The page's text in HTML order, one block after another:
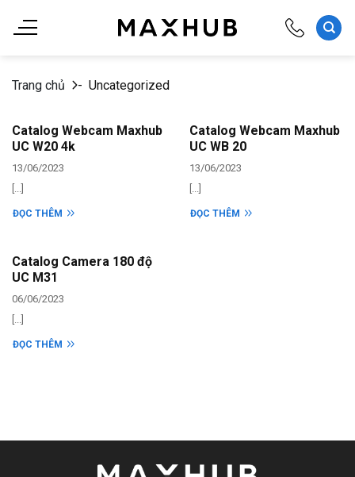
đến
Trang chủ
- Uncategorized
Catalog Webcam Maxhub
UC W20 4k
13/06/2023
[...]
ĐỌC THÊM
Catalog Webcam Maxhub
UC WB 20
13/06/2023
[...]
ĐỌC THÊM
Catalog Camera 180 độ
UC M31
06/06/2023
[...]
ĐỌC THÊM